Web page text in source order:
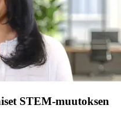
STEM-muutoksen